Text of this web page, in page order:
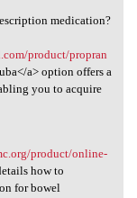
medication?
product/propran
a> option offers a
you to acquire
product/online-
how to
for bowel